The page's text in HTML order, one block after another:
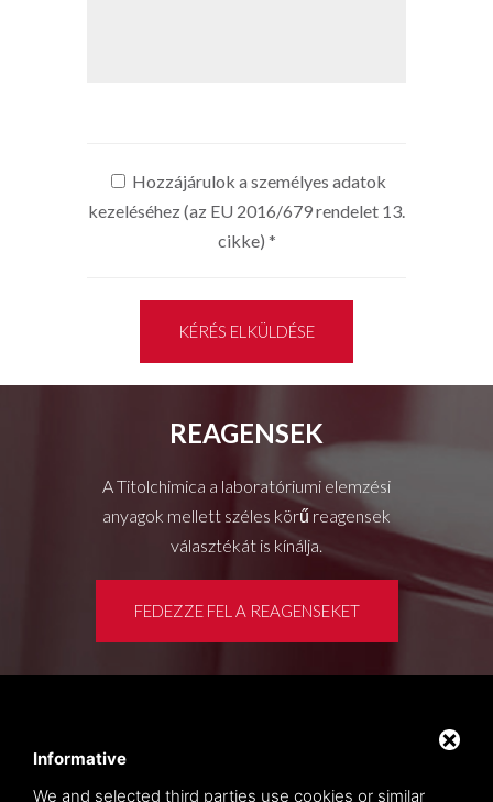
Hozzájárulok a személyes adatok
kezeléséhez (az EU 2016/679 rendelet 13.
cikke) *
KÉRÉS ELKÜLDÉSE
REAGENSEK
A Titolchimica a laboratóriumi elemzési
anyagok mellett széles körű reagensek
választékát is kínálja.
FEDEZZE FEL A REAGENSEKET
Informative
We and selected third parties use cookies or similar
Privacy policy